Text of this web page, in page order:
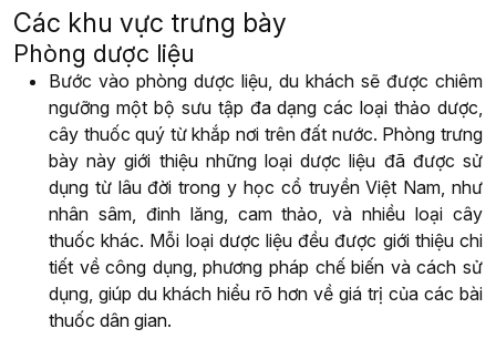
Các khu vực trưng bày
Phòng dược liệu
Bước vào phòng dược liệu, du khách sẽ được chiêm
ngưỡng một bộ sưu tập đa dạng các loại thảo dược,
cây thuốc quý từ khắp nơi trên đất nước. Phòng trưng
bày này giới thiệu những loại dược liệu đã được sử
dụng từ lâu đời trong y học cổ truyền Việt Nam, như
nhân sâm, đinh lăng, cam thảo, và nhiều loại cây
thuốc khác. Mỗi loại dược liệu đều được giới thiệu chi
tiết về công dụng, phương pháp chế biến và cách sử
dụng, giúp du khách hiểu rõ hơn về giá trị của các bài
thuốc dân gian.